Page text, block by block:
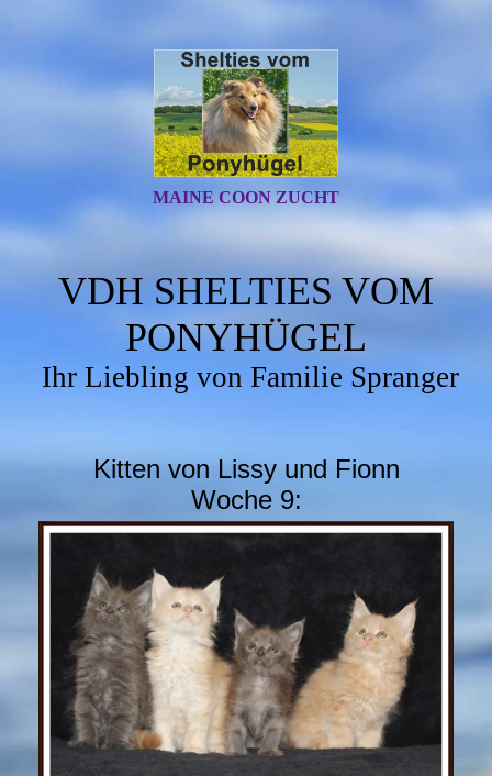
MAINE COON ZUCHT
VDH SHELTIES VOM
PONYHÜGEL
Ihr Liebling von Familie Spranger
Kitten von Lissy und Fionn
Woche 9: